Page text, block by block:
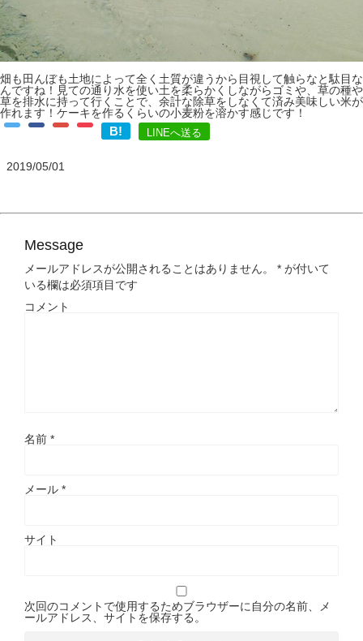
畑も田んぼも土地によって全く土質が違うから目視して触らなと駄目な
んですね！見ての通り水を使い土を柔らかくしながらゴミや、草の種や
草を排水に持って行くことで、余計な除草をしなくて済み美味しい米が
作れます！ケーキを作るくらいの小麦粉を溶かす感じです！
B! LINEへ送る
2019/05/01
Message
メールアドレスが公開されることはありません。 * が付いて
いる欄は必須項目です
コメント
名前 *
メール *
サイト
次回のコメントで使用するためブラウザーに自分の名前、メ
ールアドレス、サイトを保存する。